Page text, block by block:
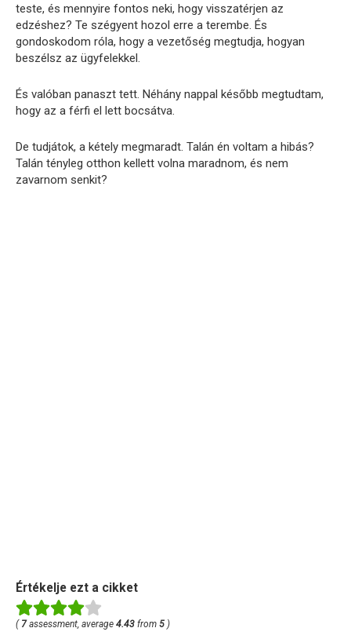
teste, és mennyire fontos neki, hogy visszatérjen az
edzéshez? Te szégyent hozol erre a terembe. És
gondoskodom róla, hogy a vezetőség megtudja, hogyan
beszélsz az ügyfelekkel.
És valóban panaszt tett. Néhány nappal később megtudtam,
hogy az a férfi el lett bocsátva.
De tudjátok, a kétely megmaradt. Talán én voltam a hibás?
Talán tényleg otthon kellett volna maradnom, és nem
zavarnom senkit?
Értékelje ezt a cikket
( 7assessment, average 4.43 from 5 )